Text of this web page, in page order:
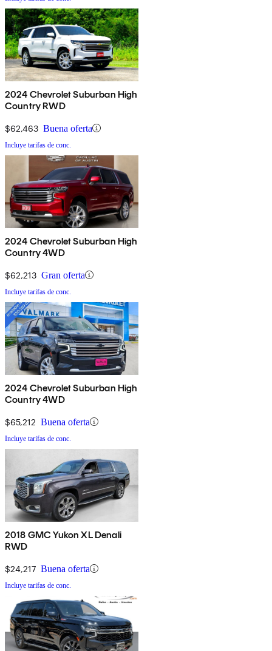
2024 Chevrolet Suburban High
Country RWD
$62,463 Buena oferta
Incluye tarifas de conc.
2024 Chevrolet Suburban High
Country 4WD
$62,213 Gran oferta
Incluye tarifas de conc.
2024 Chevrolet Suburban High
Country 4WD
$65,212 Buena oferta
Incluye tarifas de conc.
2018 GMC Yukon XL Denali
RWD
$24,217 Buena oferta
Incluye tarifas de conc.